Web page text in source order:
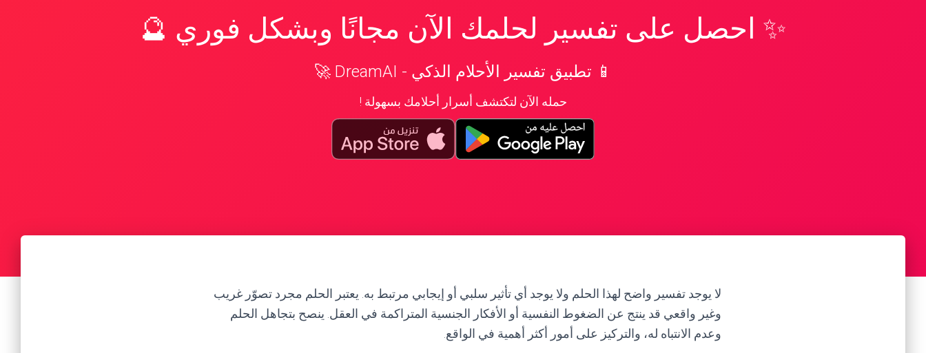
✨ احصل على تفسير لحلمك الآن مجانًا وبشكل فوري 🔮
📱 تطبيق تفسير الأحلام الذكي - DreamAI 🚀
حمله الآن لتكتشف أسرار أحلامك بسهولة !
لا يوجد تفسير واضح لهذا الحلم ولا يوجد أي تأثير سلبي أو إيجابي مرتبط به. يعتبر الحلم مجرد تصوّر غريب
وغير واقعي قد ينتج عن الضغوط النفسية أو الأفكار الجنسية المتراكمة في العقل. ينصح بتجاهل الحلم
وعدم الانتباه له، والتركيز على أمور أكثر أهمية في الواقع.